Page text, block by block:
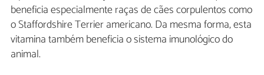
beneficia especialmente raças de cães corpulentos como
o Staffordshire Terrier americano. Da mesma forma, esta
vitamina também beneficia o sistema imunológico do
animal.